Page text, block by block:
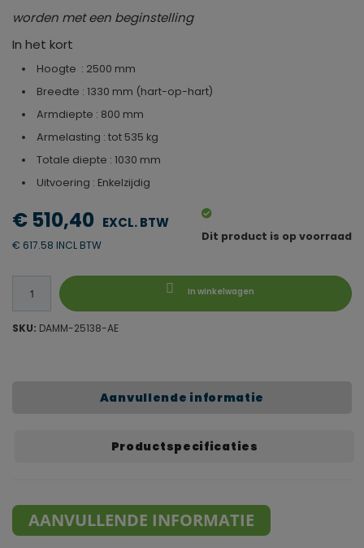
worden met een beginstelling
In het kort
Hoogte : 2500 mm
Breedte : 1330 mm (hart-op-hart)
Armdiepte : 800 mm
Armelasting : tot 535 kg
Totale diepte : 1030 mm
Uitvoering : Enkelzijdig
€ 510,40
€ 617.58 INCL BTW
Dit product is op voorraad
In winkelwagen
SKU: DAMM-25138-AE
Aanvullende informatie
Productspecificaties
AANVULLENDE INFORMATIE